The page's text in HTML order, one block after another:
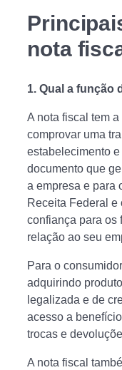
nota
1. Qual a função
A nota fiscal tem
comprovar uma
estabelecimento
documento que
a empresa e para
Receita Federal e
confiança para os
relação ao seu
Para o
adquirindo
legalizada e de
acesso a
trocas e
A nota fiscal